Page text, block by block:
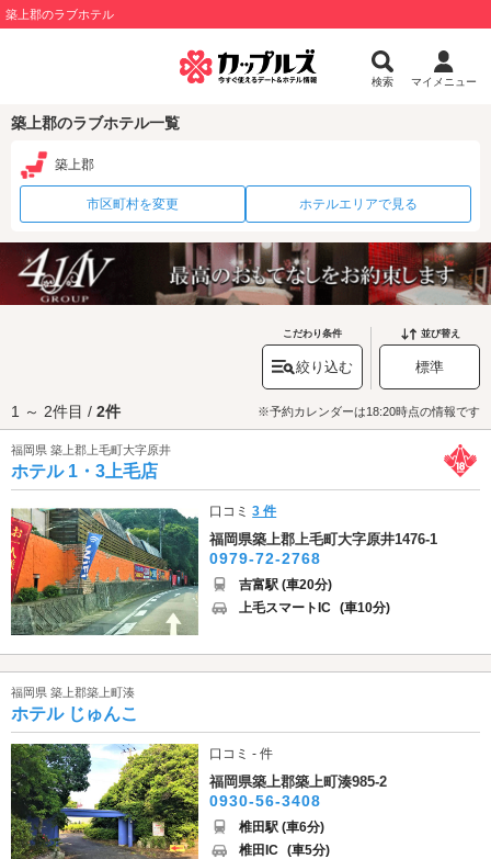
築上郡のラブホテル
検索 マイメニュー
築上郡のラブホテル一覧
築上郡
市区町村を変更 ホテルエリアで見る
こだわり条件
絞り込む
並び替え
標準
1 ～ 2件目 / 2件 ※予約カレンダーは18:20時点の情報です
福岡県 築上郡上毛町大字原井
ホテル 1・3上毛店
口コミ3 件
福岡県築上郡上毛町大字原井1476-1
0979-72-2768
吉富駅 (車20分)
上毛スマートIC (車10分)
福岡県 築上郡築上町湊
ホテル じゅんこ
口コミ - 件
福岡県築上郡築上町湊985-2
0930-56-3408
椎田駅 (車6分)
椎田IC (車5分)